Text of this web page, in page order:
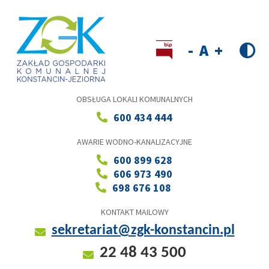
OBSŁUGA LOKALI KOMUNALNYCH
600 434 444
AWARIE WODNO-KANALIZACYJNE
600 899 628
606 973 490
698 676 108
KONTAKT MAILOWY
sekretariat@zgk-konstancin.pl
22 48 43 500
size